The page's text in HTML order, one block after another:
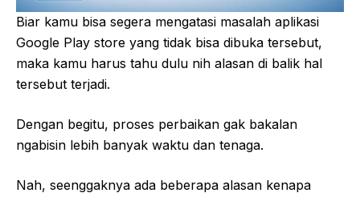
Biar kamu bisa segera mengatasi masalah aplikasi
Google Play store yang tidak bisa dibuka tersebut,
maka kamu harus tahu dulu nih alasan di balik hal
tersebut terjadi.
Dengan begitu, proses perbaikan gak bakalan
ngabisin lebih banyak waktu dan tenaga.
Nah, seenggaknya ada beberapa alasan kenapa